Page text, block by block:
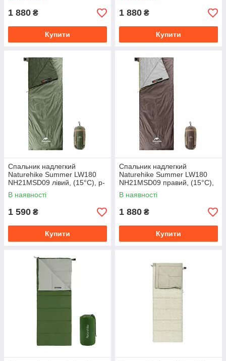
1 880 ₴
Купити
1 880 ₴
Купити
Спальник надлегкий
Naturehike Summer LW180
NH21MSD09 лівий, (15°C), p-
p M, зелений
В наявності
1 590 ₴
Купити
Спальник надлегкий
Naturehike Summer LW180
NH21MSD09 правий, (15°C),
p-p XL, коричневий
В наявності
1 880 ₴
Купити